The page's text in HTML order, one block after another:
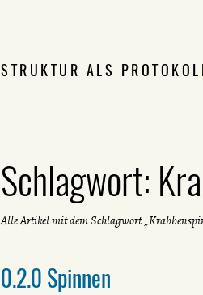
STRUKTUR ALS
Schlagwort:
Alle Artikel mit dem Schlagwort
0.2.0 Spinnen